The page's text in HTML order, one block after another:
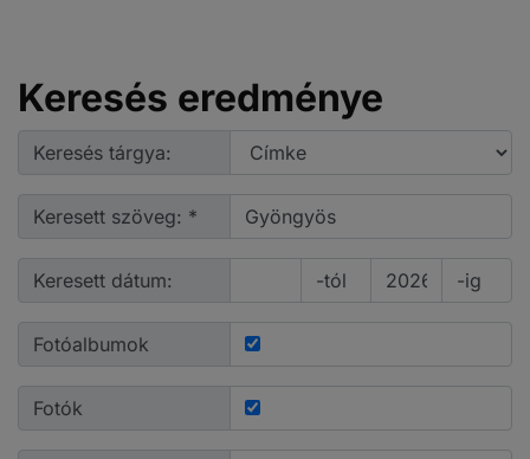
Keresés eredménye
Keresés tárgya:
Keresett szöveg: *
Keresett dátum: -tól -ig
Fotóalbumok
Fotók